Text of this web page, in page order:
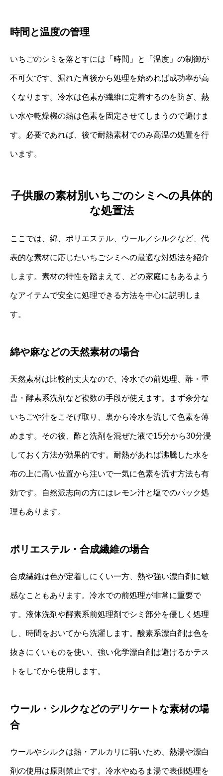
時間と温度の管理
いちごのシミを落とすには「時間」と「温度」の制御が
不可欠です。漏れた直後から処理を始めれば成功率が高
くなります。冷水は色素が繊維に定着するのを防ぎ、熱
い水や乾燥機の熱は色素を固定させてしまうので避けま
す。必要であれば、後で耐熱素材でのみ高温の処置を行
います。
子供服の素材別いちごのシミへの具体的
な処置法
ここでは、綿、ポリエステル、ウール／シルクなど、代
表的な素材に応じたいちごシミへの最適な対処法を紹介
します。素材の特性を踏まえて、どの家庭にもあるよう
なアイテムで安全に処理できる方法を中心に説明しま
す。
綿や麻などの天然素材の場合
天然素材は比較的丈夫なので、冷水での前処理、酢・重
曹・酵素系洗剤など複数の手段が使えます。まず余分な
いちごや汁をこそげ取り、裏から冷水を流して色素を薄
めます。その後、酢と洗剤を混ぜた液で15分から30分浸
しておく方法が効果的です。耐熱があれば沸騰した水を
布の上に高い位置から注いで一気に色素を流す方法も有
効です。自然派志向の方にはレモン汁と塩でのパック処
理もあります。
ポリエステル・合成繊維の場合
合成繊維は色が定着しにくい一方、熱や強い漂白剤に敏
感なこともあります。冷水での前処理が非常に重要で
す。液体洗剤や酵素系前処理剤でシミ部分を優しく処理
し、時間をおいてから洗濯します。酸素系漂白剤は色を
抜きにくいものを使い、強い化学漂白剤は避けるかテス
トをしてから使用します。
ウール・シルクなどのデリケートな素材の場
合
ウールやシルクは熱・アルカリに弱いため、熱湯や漂白
剤の使用は原則禁止です。冷水やぬるま湯で表側処理を